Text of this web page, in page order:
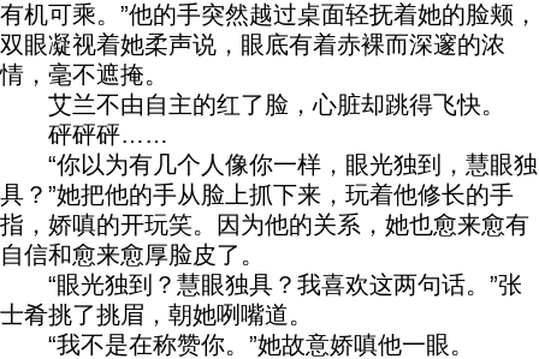
有机可乘。”他的手突然越过桌面轻抚着她的脸颊，
双眼凝视着她柔声说，眼底有着赤裸而深邃的浓
情，毫不遮掩。
艾兰不由自主的红了脸，心脏却跳得飞快。
砰砰砰……
“你以为有几个人像你一样，眼光独到，慧眼独
具？”她把他的手从脸上抓下来，玩着他修长的手
指，娇嗔的开玩笑。因为他的关系，她也愈来愈有
自信和愈来愈厚脸皮了。
“眼光独到？慧眼独具？我喜欢这两句话。”张
士肴挑了挑眉，朝她咧嘴道。
“我不是在称赞你。”她故意娇嗔他一眼。